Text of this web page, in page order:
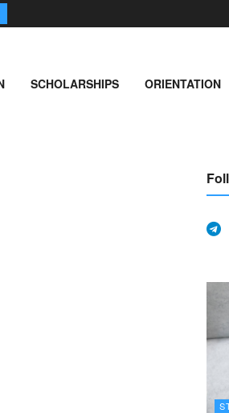
SCHOLARSHIPS ORIENTATION